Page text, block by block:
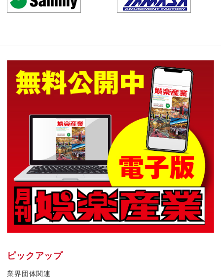
ピックアップ
業界団体関連